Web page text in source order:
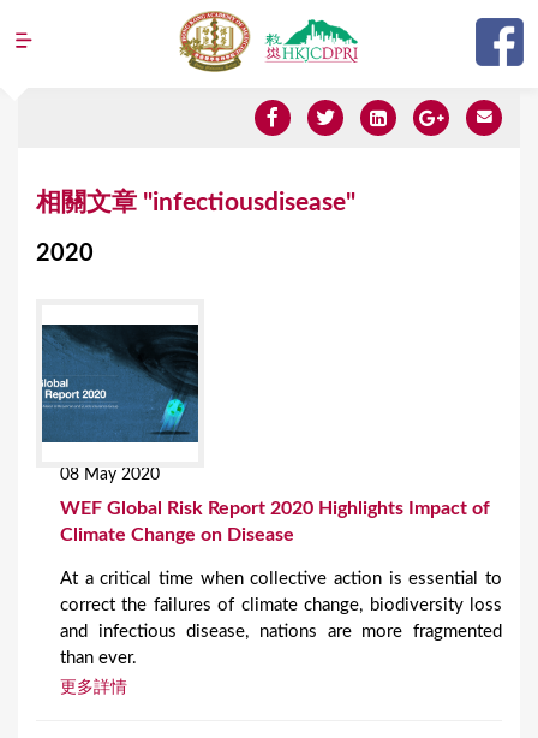
Jump to navigation
相關文章 "infectiousdisease"
2020
08 May 2020
WEF Global Risk Report 2020 Highlights Impact of
Climate Change on Disease
At a critical time when collective action is essential to
correct the failures of climate change, biodiversity loss
and infectious disease, nations are more fragmented
than ever.
更多詳情